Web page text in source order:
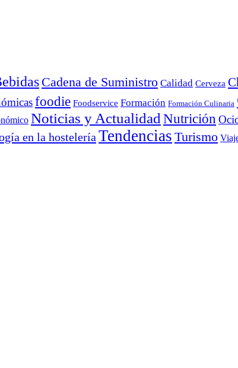
Cadena de Suministro Calidad Cerveza
foodie Foodservice Formación Formación Culinaria
Noticias y Actualidad Nutrición
en la hostelería Tendencias Turismo